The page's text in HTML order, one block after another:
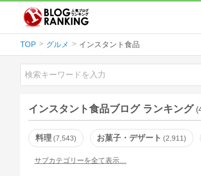
TOP グルメ インスタント食品
インスタント食品ブログ ランキング
料理 7,543 お菓子・デザート 2,911
サブカテゴリーを全て表示…